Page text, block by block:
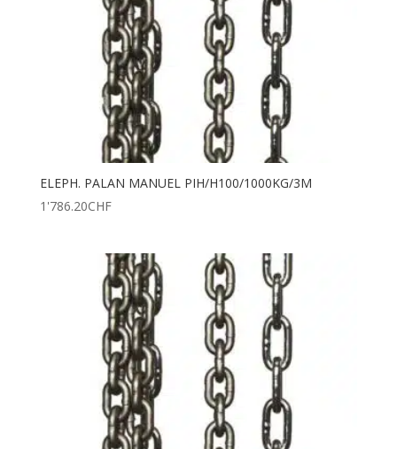
ELEPH. PALAN MANUEL PIH/H100/1000KG/3M
1'786.20CHF